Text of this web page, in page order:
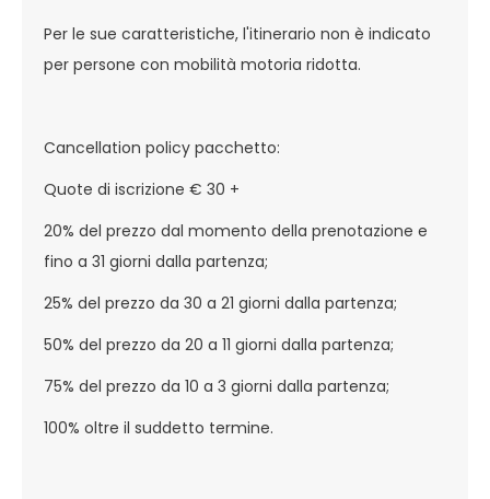
Per le sue caratteristiche, l'itinerario non è indicato
per persone con mobilità motoria ridotta.
Cancellation policy pacchetto:
Quote di iscrizione € 30 +
20% del prezzo dal momento della prenotazione e
fino a 31 giorni dalla partenza;
25% del prezzo da 30 a 21 giorni dalla partenza;
50% del prezzo da 20 a 11 giorni dalla partenza;
75% del prezzo da 10 a 3 giorni dalla partenza;
100% oltre il suddetto termine.